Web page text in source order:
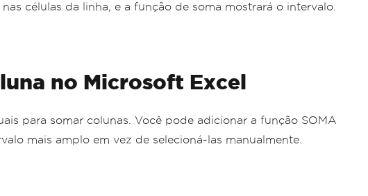
células da linha, e a função de soma mostrará o intervalo.
no Microsoft Excel
para somar colunas. Você pode adicionar a função SOMA
mais amplo em vez de selecioná-las manualmente.